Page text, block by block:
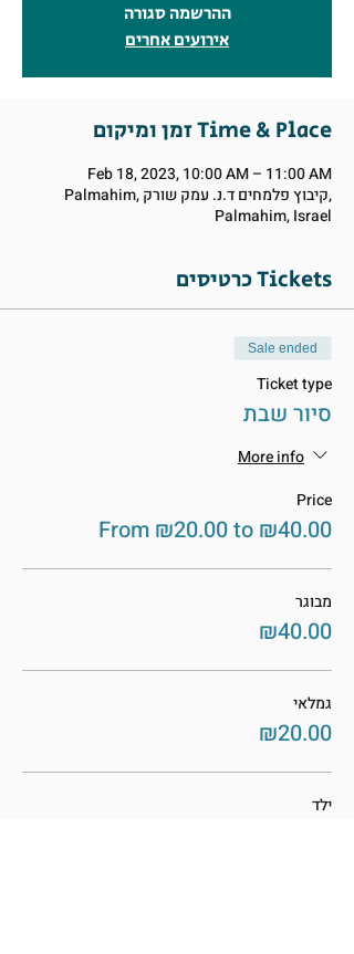
ההרשמה סגורה
אירועים אחרים
זמן ומיקום Time & Place
Feb 18, 2023, 10:00 AM – 11:00 AM
Palmahim, קיבוץ פלמחים ד.נ. עמק שורק,
Palmahim, Israel
כרטיסים Tickets
Sale ended
Ticket type
סיור שבת
More info
Price
From ₪20.00 to ₪40.00
מבוגר
₪40.00
גמלאי
₪20.00
ילד